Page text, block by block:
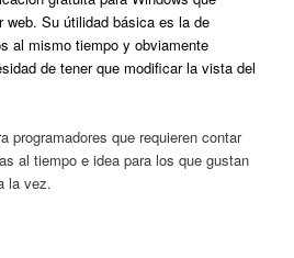
web. Su útilidad básica es la de
al mismo tiempo y obviamente
de tener que modificar la vista del
programadores que requieren contar
al tiempo e idea para los que gustan
la vez.